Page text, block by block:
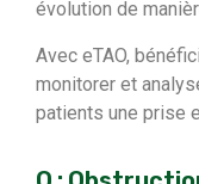
évolution de
Avec eTAO,
monitorer et
patients une prise